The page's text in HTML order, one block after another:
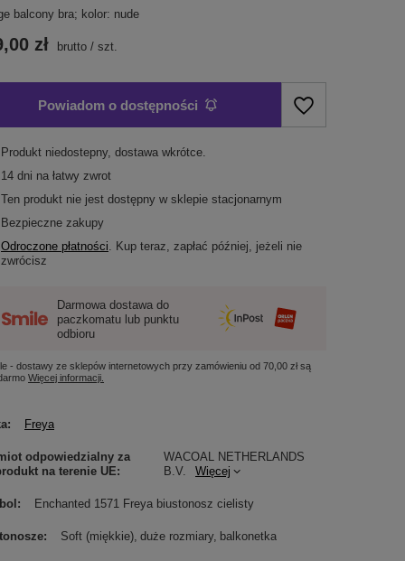
balcony bra; kolor: nude
zł brutto /szt.
Powiadom o dostępności
Produkt niedostepny, dostawa wkrótce
14 dni na łatwy zwrot
Ten produkt nie jest dostępny w sklepie stacjonarnym
Bezpieczne zakupy
Odroczone płatności. Kup teraz, zapłać później, jeżeli nie
zwrócisz
Darmowa dostawa do
paczkomatu lub punktu
odbioru
- dostawy ze sklepów internetowych przy zamówieniu od70,00 złsą
Więcej informacji.
Freya
odpowiedzialny za
na terenie UE
WACOAL NETHERLANDS
B.V.
Więcej
Enchanted 1571 Freya biustonosz cielisty
Soft (miękkie) duże rozmiary balkonetka